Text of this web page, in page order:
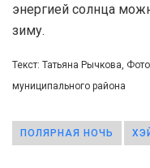
энергией солнца
зиму.
Текст: Татьяна Рычкова,
муниципального района
ПОЛЯРНАЯ НОЧЬ